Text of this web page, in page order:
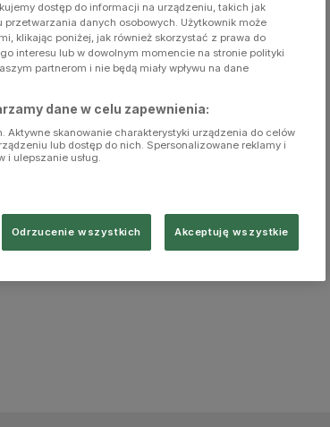
dostęp do informacji na urządzeniu, takich jak
danych osobowych. Użytkownik może
klikając poniżej, jak również skorzystać z prawa do
interesu lub w dowolnym momencie na stronie polityki
partnerom i nie będą miały wpływu na dane
dane w celu zapewnienia:
Aktywne skanowanie charakterystyki urządzenia do celów
lub dostęp do nich. Spersonalizowane reklamy i
i ulepszanie usług.
Odrzucenie wszystkich Akceptuję wszystkie